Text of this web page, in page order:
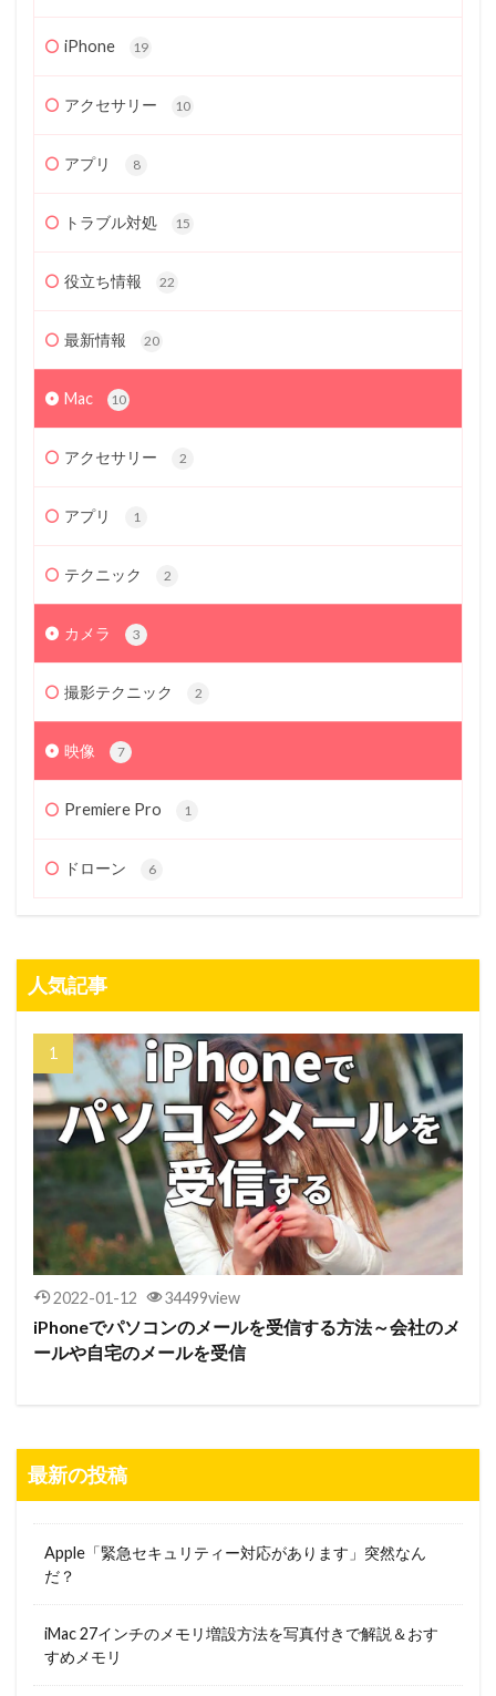
iPhone 19
アクセサリー 10
アプリ 8
トラブル対処 15
役立ち情報 22
最新情報 20
Mac 10
アクセサリー 2
アプリ 1
テクニック 2
カメラ 3
撮影テクニック 2
映像 7
Premiere Pro 1
ドローン 6
人気記事
2022-01-12 34499view
iPhoneでパソコンのメールを受信する方法～会社のメ
ールや自宅のメールを受信
最新の投稿
Apple「緊急セキュリティー対応があります」突然なん
だ？
iMac 27インチのメモリ増設方法を写真付きで解説＆おす
すめメモリ